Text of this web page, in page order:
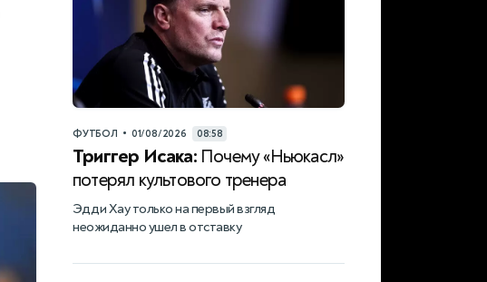
ФУТБОЛ • 01/08/2026 08:58
Триггер Исака:Почему «Ньюкасл»
потерял культового тренера
Эдди Хау только на первый взгляд
неожиданно ушел в отставку